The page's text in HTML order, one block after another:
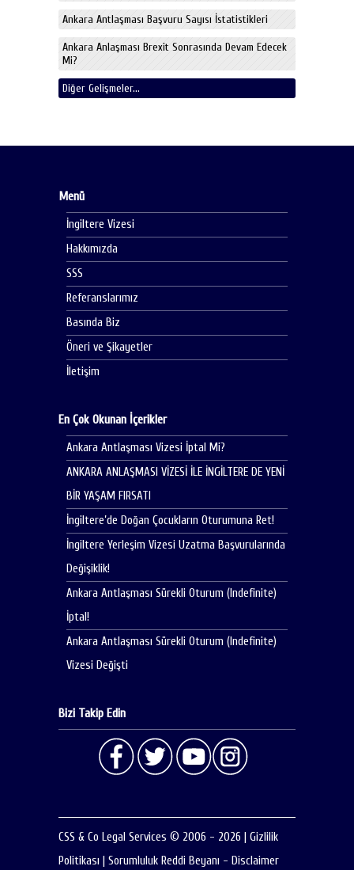
Ankara Antlaşması Başvuru Sayısı İstatistikleri
Ankara Anlaşması Brexit Sonrasında Devam Edecek
Mi?
Diğer Gelişmeler...
Menü
İngiltere Vizesi
Hakkımızda
SSS
Referanslarımız
Basında Biz
Öneri ve Şikayetler
İletişim
En Çok Okunan İçerikler
Ankara Antlaşması Vizesi İptal Mi?
ANKARA ANLAŞMASI VİZESİ İLE İNGİLTERE DE YENİ
BİR YAŞAM FIRSATI
İngiltere’de Doğan Çocukların Oturumuna Ret!
İngiltere Yerleşim Vizesi Uzatma Başvurularında
Değişiklik!
Ankara Antlaşması Sürekli Oturum (Indefinite)
İptal!
Ankara Antlaşması Sürekli Oturum (Indefinite)
Vizesi Değişti
Bizi Takip Edin
CSS & Co Legal Services © 2006 - 2026
Gizlilik
Politikası
Sorumluluk Reddi Beyanı - Disclaimer